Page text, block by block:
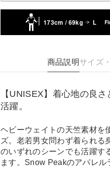
173cm / 69kg L
商品説明サイズ
【UNISEX】着心地の良
活躍。
ヘビーウェイトの天竺素材を
ズ。老若男女問わず着られる
のいずれのシーンでも活躍す
ます。Snow Peakのアパレ